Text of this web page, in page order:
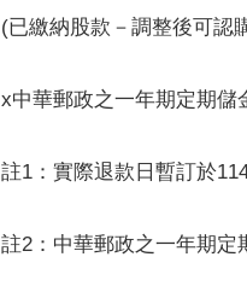
(已繳納股款－調整後可認
x中華郵政之一年期定期儲
註1：實際退款日暫訂於
註2：中華郵政之一年期定